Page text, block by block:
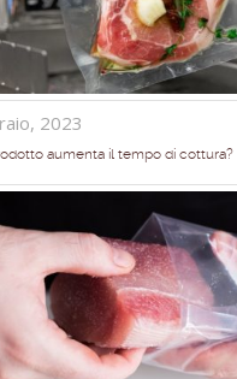
2023
aumenta il tempo di cottura?